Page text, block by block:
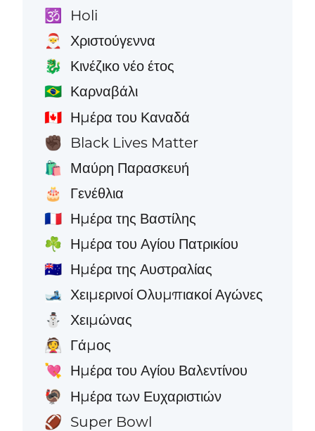
🕉️ Holi
🎅 Χριστούγεννα
🐉 Κινέζικο νέο έτος
🇧🇷 Καρναβάλι
🇨🇦 Ημέρα του Καναδά
✊🏿 Black Lives Matter
🛍️ Μαύρη Παρασκευή
🎂 Γενέθλια
🇫🇷 Ημέρα της Βαστίλης
☘️ Ημέρα του Αγίου Πατρικίου
🇦🇺 Ημέρα της Αυστραλίας
🎿 Χειμερινοί Ολυμπιακοί Αγώνες
⛄ Χειμώνας
👰 Γάμος
💘 Ημέρα του Αγίου Βαλεντίνου
🦃 Ημέρα των Ευχαριστιών
🏈 Super Bowl